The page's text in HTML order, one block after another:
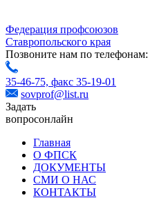
Федерация профсоюзов
Ставропольского края
Позвоните нам по телефонам:
35-46-75, факс 35-19-01
sovprof@list.ru
Задать
вопросонлайн
Главная
О ФПСК
ДОКУМЕНТЫ
СМИ О НАС
КОНТАКТЫ